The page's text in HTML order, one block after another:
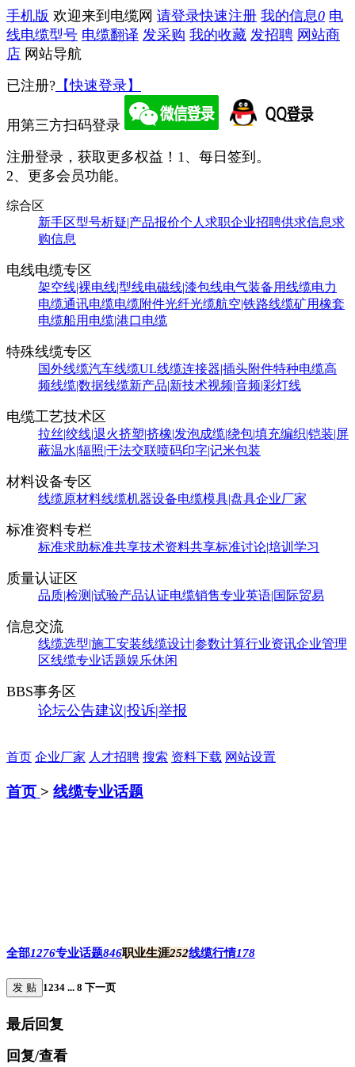
手机版 欢迎来到电缆网 请登录快速注册 我的信息0 电
线电缆型号 电缆翻译 发采购 我的收藏 发招聘 网站商
店 网站导航
已注册? 【快速登录】
用第三方扫码登录
注册登录，获取更多权益！ 1、每日签到。
2、更多会员功能。
综合区
新手区型号析疑|产品报价个人求职企业招聘供求信息求
购信息
电线电缆专区
架空线|裸电线|型线电磁线|漆包线电气装备用线缆电力
电缆通讯电缆电缆附件光纤光缆航空|铁路线缆矿用橡套
电缆船用电缆|港口电缆
特殊线缆专区
国外线缆汽车线缆UL线缆连接器|插头附件特种电缆高
频线缆|数据线缆新产品|新技术视频|音频|彩灯线
电缆工艺技术区
拉丝|绞线|退火挤塑|挤橡|发泡成缆|绕包|填充编织|铠装|屏
蔽温水|辐照|干法交联喷码印字|记米包装
材料设备专区
线缆原材料线缆机器设备电缆模具|盘具企业厂家
标准资料专栏
标准求助标准共享技术资料共享标准讨论|培训学习
质量认证区
品质|检测|试验产品认证电缆销售专业英语|国际贸易
信息交流
线缆选型|施工安装线缆设计|参数计算行业资讯企业管理
区线缆专业话题娱乐休闲
BBS事务区
论坛公告建议|投诉|举报
首页 企业厂家 人才招聘 搜索 资料下载 网站设置
首页 > 线缆专业话题
全部1276专业话题846职业生涯252线缆行情178
发 贴 1234 ... 8 下一页
最后回复
回复/查看